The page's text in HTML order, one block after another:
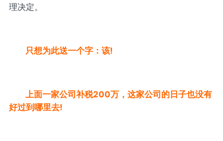
理决定。
只想为此送一个字：该!
上面一家公司补税200万，这家公司的日子也没有
好过到哪里去!